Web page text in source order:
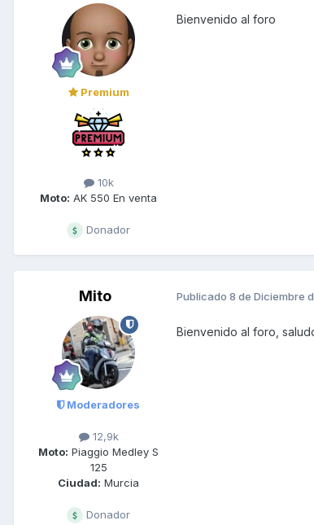
Premium
10k
Moto: AK 550 En venta
Donador
Bienvenido al foro
Mito
Moderadores
12,9k
Moto: Piaggio Medley S
125
Ciudad: Murcia
Donador
Publicado 8 de Diciembre
Bienvenido al foro,